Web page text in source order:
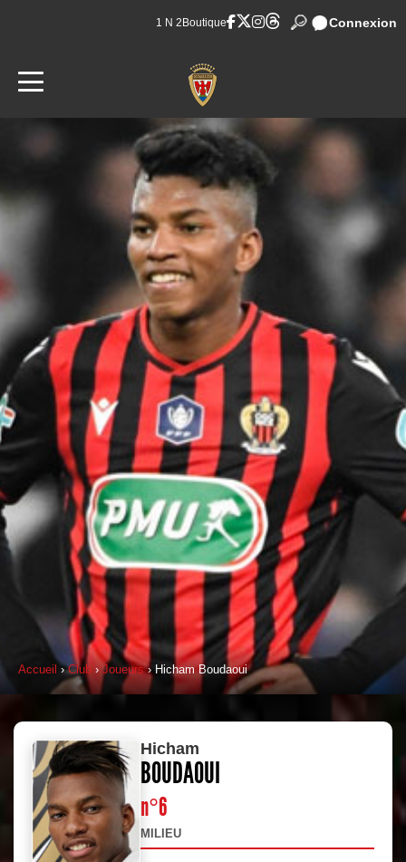
1 N 2 Boutique Connexion
Accueil ›Club›Joueurs› Hicham Boudaoui
Hicham
BOUDAOUI
n°6
MILIEU